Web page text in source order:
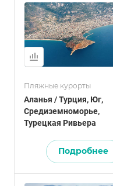
Пляжные курорты
Аланья / Турция, Юг,
Средиземноморье,
Турецкая Ривьера
Подробнее